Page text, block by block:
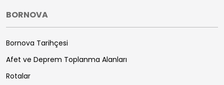
BORNOVA
Bornova Tarihçesi
Afet ve Deprem Toplanma Alanları
Rotalar